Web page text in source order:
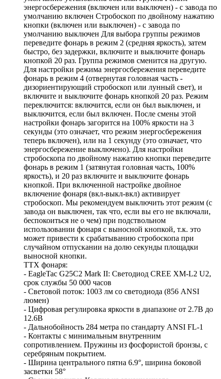
энергосбережения (включен или выключен) - с завода по
умолчанию включен Стробоскоп по двойному нажатию
кнопки (включен или выключен) - с завода по
умолчанию выключен Для выбора группы режимов
переведите фонарь в режим 2 (средняя яркость), затем
быстро, без задержки, включите и выключите фонарь
кнопкой 20 раз. Группа режимов сменится на другую.
Для настройки режима энергосбережения переведите
фонарь в режим 4 (отвернутая головная часть -
дизориентирующий стробоскоп или лунный свет), и
включите и выключите фонарь кнопкой 20 раз. Режим
переключится: включится, если он был выключен, и
выключится, если был включен. После смены этой
настройки фонарь загорится на 100% яркости на 3
секунды (это означает, что режим энергосбережения
теперь включен), или на 1 секунду (это означает, что
энергосбережение выключено). Для настройки
стробоскопа по двойному нажатию кнопки переведите
фонарь в режим 1 (затянутая головная часть, 100%
яркость), и 20 раз включите и выключите фонарь
кнопкой. При включенной настройке двойное
включение фонаря (вкл-выкл-вкл) активирует
стробоскоп. Мы рекомендуем выключить этот режим (с
завода он выключен, так что, если вы его не включали,
беспокоиться не о чем) при подствольном
использовании фонаря с выносной кнопкой, т.к. это
может привести к срабатыванию стробоскопа при
случайном отпускании на долю секунды площадки
выносной кнопки.
ТТХ фонаря:
- EagleTac G25C2 Mark II: Светодиод CREE XM-L2 U2,
срок службы 50 000 часов
- Световой поток: 1003 лм со светодиода (856 ANSI
люмен)
- Цифровая регулировка яркости в диапазоне от 2.7В до
12.6В
- Дальнобойность 284 метра по стандарту ANSI FL-1
- Контакты с минимальным внутренним
сопротивлением. Пружины из фосфористой бронзы, с
серебряным покрытием.
- Ширина центрального пятна 6.9°, ширина боковой
засветки 58°